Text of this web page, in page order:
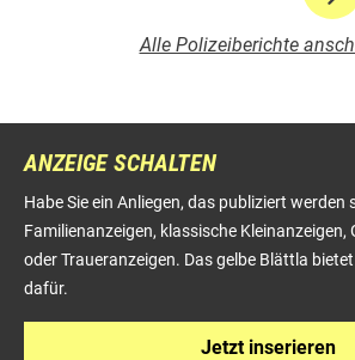
Alle Polizeiberichte
ANZEIGE SCHALTEN
Habe Sie ein Anliegen, das publiziert werden
Familienanzeigen, klassische
oder Traueranzeigen. Das gelbe Blättla
dafür.
Jetzt inserieren